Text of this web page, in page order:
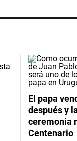
El papa
después y
ceremonia
Centenario